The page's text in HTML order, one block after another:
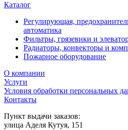
Каталог
Регулирующая,
автоматика
Фильтры, грязевики и
Радиаторы, конвекторы и
Пожарное оборудование
О компании
Услуги
Условия обработки персональных
Контакты
Пункт выдачи заказов:
​улица Аделя Кутуя, 151